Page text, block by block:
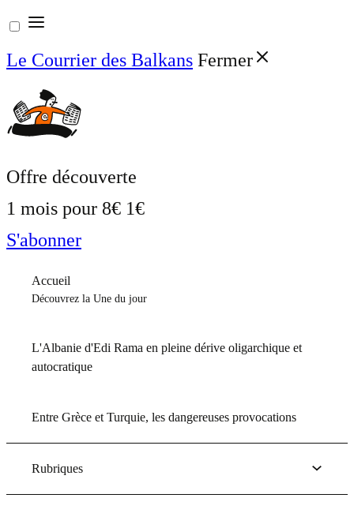
Aller
au
contenu
Le Courrier des Balkans Fermer
Offre découverte
1 mois pour 8€ 1€
S'abonner
Accueil
Découvrez la Une du jour
L'Albanie d'Edi Rama en pleine dérive oligarchique et
autocratique
Entre Grèce et Turquie, les dangereuses provocations
Rubriques